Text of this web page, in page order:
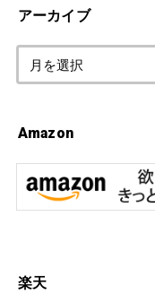
アーカイブ
Amazon
楽天